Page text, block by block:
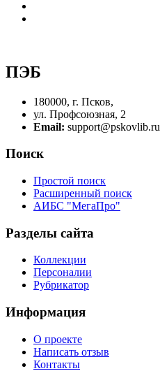
ПЭБ
180000, г. Псков,
ул. Профсоюзная, 2
Email: support@pskovlib.ru
Поиск
Простой поиск
Расширенный поиск
АИБС "МегаПро"
Разделы сайта
Коллекции
Персоналии
Рубрикатор
Информация
О проекте
Написать отзыв
Контакты